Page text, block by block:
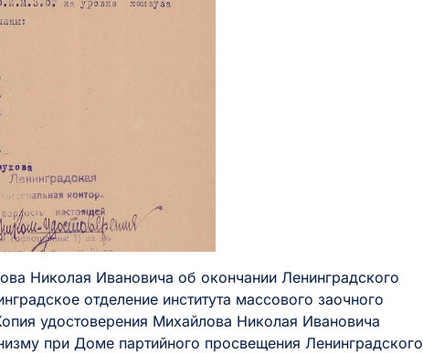
Николая Ивановича об окончании Ленинградского
отделение института массового заочного
удостоверения Михайлова Николая Ивановича
при Доме партийного просвещения Ленинградского